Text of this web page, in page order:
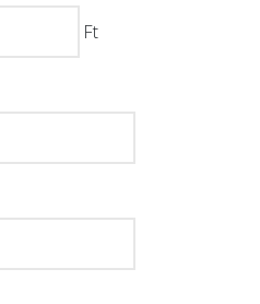
Ft